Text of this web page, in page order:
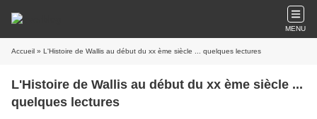
MENU
Accueil » L'Histoire de Wallis au début du xx ème siècle ... quelques lectures
L'Histoire de Wallis au début du xx ème siècle ...
quelques lectures